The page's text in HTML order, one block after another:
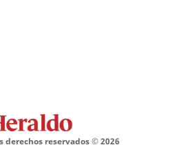
derechos reservados ©2026